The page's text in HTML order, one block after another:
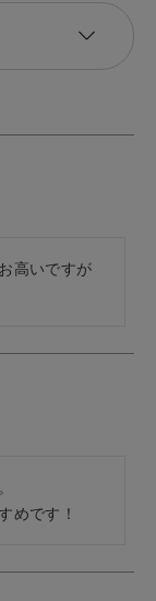
高いですが
めです！